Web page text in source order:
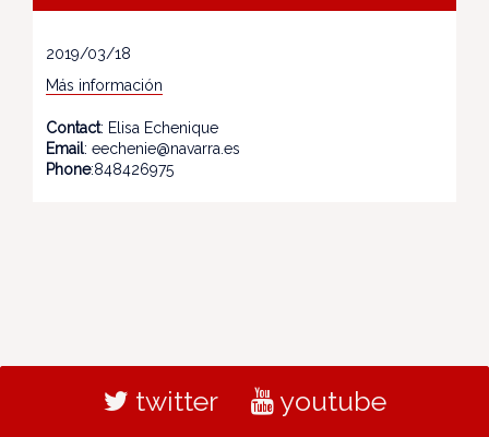
2019/03/18
Más información
Contact: Elisa Echenique
Email: eechenie@navarra.es
Phone:848426975
twitter youtube